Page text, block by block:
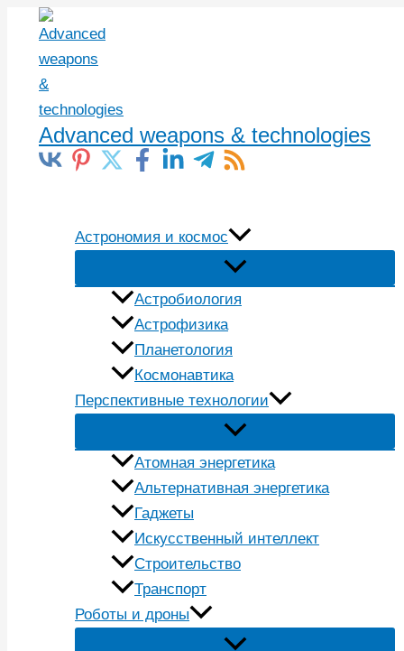
Перейти
содержимому
Advanced weapons & technologies
Астрономия и космос
Астробиология
Астрофизика
Планетология
Космонавтика
Перспективные технологии
Атомная энергетика
Альтернативная энергетика
Гаджеты
Искусственный интеллект
Строительство
Транспорт
Роботы и дроны